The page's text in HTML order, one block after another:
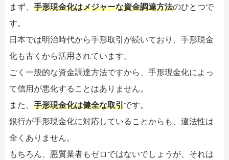
まず、 手形現金化はメジャーな資金調達方法のひとつで
す。
日本では明治時代から手形取引が続いており、手形現金
化も古くから活用されています。
ごく一般的な資金調達方法ですから、手形現金化によっ
て信用が悪化することはありません。
また、 手形現金化は健全な取引です。
銀行が手形現金化に対応していることからも、違法性は
全くありません。
もちろん、悪質業者もゼロではないでしょうが、それは